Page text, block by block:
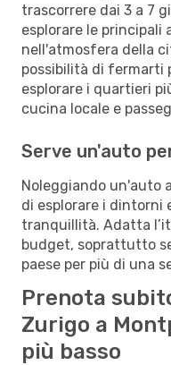
trascorrere dai 3 a 7
esplorare le
nell'atmosfera della
possibilità di fermarti
esplorare i quartieri
cucina locale e
Serve un'auto
Noleggiando un'auto
di esplorare i
tranquillità. Adatta
budget, soprattutto
paese per più di una
Prenota
Zurigo a
più basso